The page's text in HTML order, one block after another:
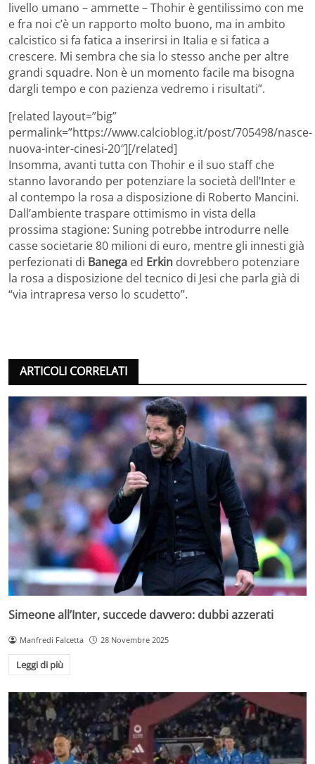
livello umano – ammette – Thohir è gentilissimo con me
e fra noi c’è un rapporto molto buono, ma in ambito
calcistico si fa fatica a inserirsi in Italia e si fatica a
crescere. Mi sembra che sia lo stesso anche per altre
grandi squadre. Non è un momento facile ma bisogna
dargli tempo e con pazienza vedremo i risultati”.
[related layout=”big”
permalink=”https://www.calcioblog.it/post/705498/nasce-
nuova-inter-cinesi-20″][/related]
Insomma, avanti tutta con Thohir e il suo staff che
stanno lavorando per potenziare la società dell’Inter e
al contempo la rosa a disposizione di Roberto Mancini.
Dall’ambiente traspare ottimismo in vista della
prossima stagione: Suning potrebbe introdurre nelle
casse societarie 80 milioni di euro, mentre gli innesti già
perfezionati di Banega ed Erkin dovrebbero potenziare
la rosa a disposizione del tecnico di Jesi che parla già di
“via intrapresa verso lo scudetto”.
ARTICOLI CORRELATI
Simeone all’Inter, succede davvero: dubbi azzerati
Manfredi Falcetta 28 Novembre 2025
Leggi di più